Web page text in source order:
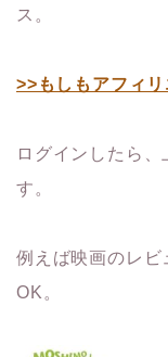
ス。
>>もしもアフィ
ログインしたら
す。
例えば映画のレビ
OK。